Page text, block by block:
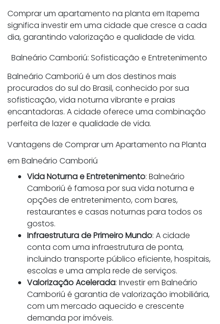
Comprar um apartamento na planta em Itapema
significa investir em uma cidade que cresce a cada
dia, garantindo valorização e qualidade de vida.
Balneário Camboriú: Sofisticação e Entretenimento
Balneário Camboriú é um dos destinos mais
procurados do sul do Brasil, conhecido por sua
sofisticação, vida noturna vibrante e praias
encantadoras. A cidade oferece uma combinação
perfeita de lazer e qualidade de vida.
Vantagens de Comprar um Apartamento na Planta
em Balneário Camboriú
Vida Noturna e Entretenimento: Balneário
Camboriú é famosa por sua vida noturna e
opções de entretenimento, com bares,
restaurantes e casas noturnas para todos os
gostos.
Infraestrutura de Primeiro Mundo: A cidade
conta com uma infraestrutura de ponta,
incluindo transporte público eficiente, hospitais,
escolas e uma ampla rede de serviços.
Valorização Acelerada: Investir em Balneário
Camboriú é garantia de valorização imobiliária,
com um mercado aquecido e crescente
demanda por imóveis.